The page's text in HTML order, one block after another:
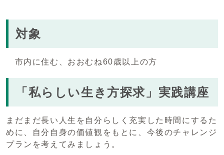
対象
市内に住む、おおむね60歳以上の方
「私らしい生き方探求」実践講座
まだまだ長い人生を自分らしく充実した時間にするた
めに、自分自身の価値観をもとに、今後のチャレンジ
プランを考えてみましょう。